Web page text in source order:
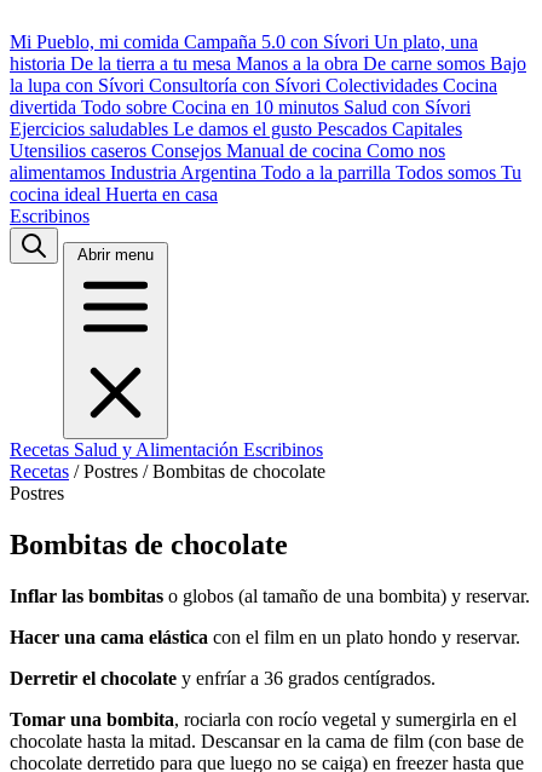
Mi Pueblo, mi comida Campaña 5.0 con Sívori Un plato, una
historia De la tierra a tu mesa Manos a la obra De carne somos Bajo
la lupa con Sívori Consultoría con Sívori Colectividades Cocina
divertida Todo sobre Cocina en 10 minutos Salud con Sívori
Ejercicios saludables Le damos el gusto Pescados Capitales
Utensilios caseros Consejos Manual de cocina Como nos
alimentamos Industria Argentina Todo a la parrilla Todos somos Tu
cocina ideal Huerta en casa
Escribinos
Abrir menu
Recetas Salud y Alimentación Escribinos
Recetas / Postres / Bombitas de chocolate
Postres
Bombitas de chocolate
Inflar las bombitas o globos (al tamaño de una bombita) y reservar.
Hacer una cama elástica con el film en un plato hondo y reservar.
Derretir el chocolate y enfríar a 36 grados centígrados.
Tomar una bombita, rociarla con rocío vegetal y sumergirla en el
chocolate hasta la mitad. Descansar en la cama de film (con base de
chocolate derretido para que luego no se caiga) en freezer hasta que